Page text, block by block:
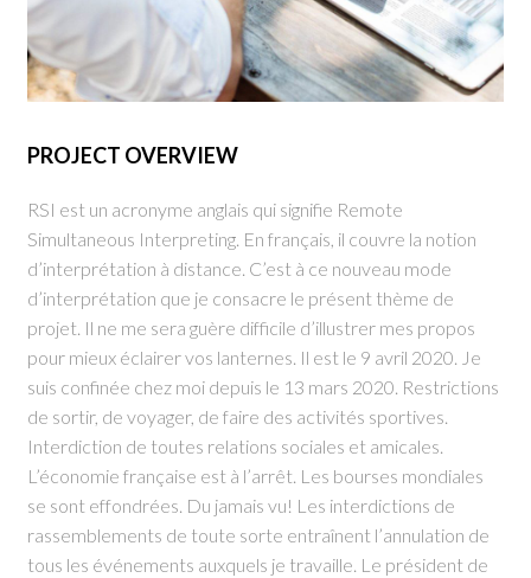
PROJECT OVERVIEW
RSI est un acronyme anglais qui signifie Remote
Simultaneous Interpreting. En français, il couvre la notion
d’interprétation à distance. C’est à ce nouveau mode
d’interprétation que je consacre le présent thème de
projet. Il ne me sera guère difficile d’illustrer mes propos
pour mieux éclairer vos lanternes. Il est le 9 avril 2020. Je
suis confinée chez moi depuis le 13 mars 2020. Restrictions
de sortir, de voyager, de faire des activités sportives.
Interdiction de toutes relations sociales et amicales.
L’économie française est à l’arrêt. Les bourses mondiales
se sont effondrées. Du jamais vu! Les interdictions de
rassemblements de toute sorte entraînent l’annulation de
tous les événements auxquels je travaille. Le président de